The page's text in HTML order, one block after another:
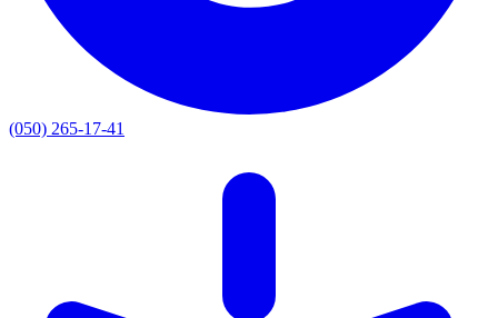
(050) 265-17-41